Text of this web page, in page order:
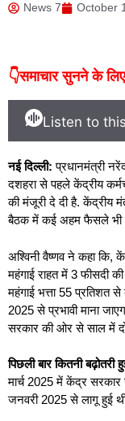
News 7 October
👇समाचार सुनने के
Listen to this
नई दिल्ली: प्रधानमंत्री
दशहरा से पहले केंद्रीय
की मंजूरी दे दी है. केंद्रीय
बैठक में कई अहम फैसले भी
अश्विनी वैष्णव ने कहा कि,
महंगाई राहत में 3 फीसदी
महंगाई भत्ता 55 प्रतिशत
2025 से प्रभावी माना
सरकार की ओर से साल में दो
पिछली बार कितनी बढ़ोतरी
मार्च 2025 में केंद्र सरकार
जनवरी 2025 से लागू हुई